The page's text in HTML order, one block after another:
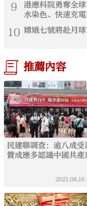
9
港應科院勇奪全
水染色、快速充
10 嫦娥七號將赴月
推薦內容
民建聯調查：逾八成受
贊成應多認識中國共產
2021.08.16